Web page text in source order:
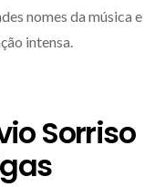
nomes da música e
intensa.
Sorriso